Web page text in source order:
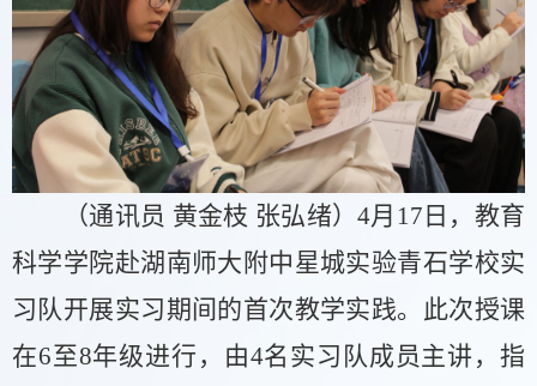
（通讯员 黄金枝 张弘绪）4月 17 日， 教育
科学学院赴湖南师大附中星城实验青石学校实
习队开展实习期间的首次教学实践。 此次授课
在6至8年级进行，由4名实习队成员主讲，指